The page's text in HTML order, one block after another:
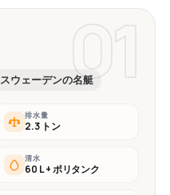
01
スウェーデンの名艇
排水量
2.3 トン
清水
60 L + ポリタンク